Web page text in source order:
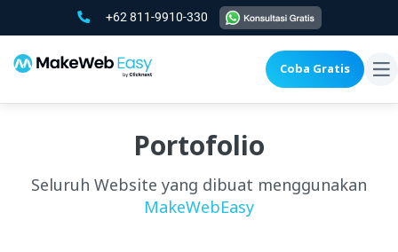
+62 811-9910-330
Coba Gratis
Portofolio
Seluruh Website yang dibuat menggunakan
MakeWebEasy